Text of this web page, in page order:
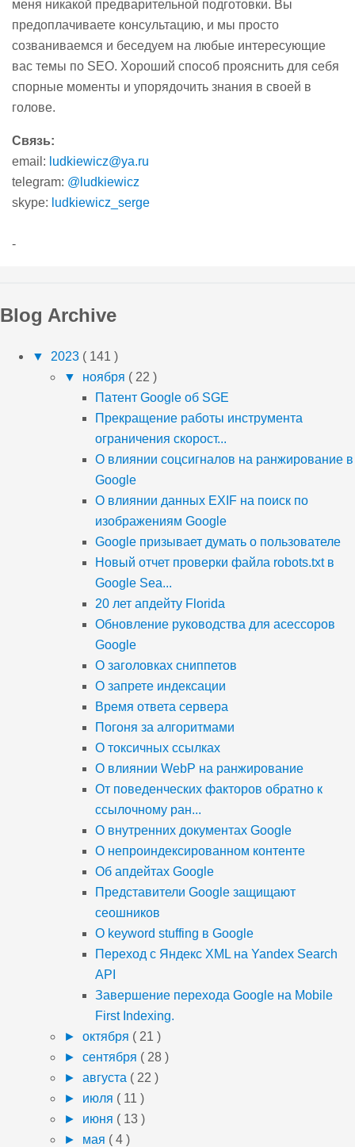
меня никакой предварительной подготовки. Вы
предоплачиваете консультацию, и мы просто
созваниваемся и беседуем на любые интересующие
вас темы по SEO. Хороший способ прояснить для себя
спорные моменты и упорядочить знания в своей в
голове.
Связь:
email: ludkiewicz@ya.ru
telegram: @ludkiewicz
skype: ludkiewicz_serge
-
Blog Archive
▼ 2023 ( 141 )
▼ ноября ( 22 )
Патент Google об SGE
Прекращение работы инструмента
ограничения скорост...
О влиянии соцсигналов на ранжирование в
Google
О влиянии данных EXIF на поиск по
изображениям Google
Google призывает думать о пользователе
Новый отчет проверки файла robots.txt в
Google Sea...
20 лет апдейту Florida
Обновление руководства для асессоров
Google
О заголовках сниппетов
О запрете индексации
Время ответа сервера
Погоня за алгоритмами
О токсичных ссылках
О влиянии WebP на ранжирование
От поведенческих факторов обратно к
ссылочному ран...
О внутренних документах Google
О непроиндексированном контенте
Об апдейтах Google
Представители Google защищают
сеошников
О keyword stuffing в Google
Переход с Яндекс XML на Yandex Search
API
Завершение перехода Google на Mobile
First Indexing.
► октября ( 21 )
► сентября ( 28 )
► августа ( 22 )
► июля ( 11 )
► июня ( 13 )
► мая ( 4 )